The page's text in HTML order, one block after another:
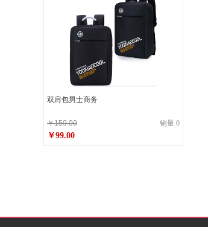
双肩包男士商务
￥159.00 销量 0
￥99.00